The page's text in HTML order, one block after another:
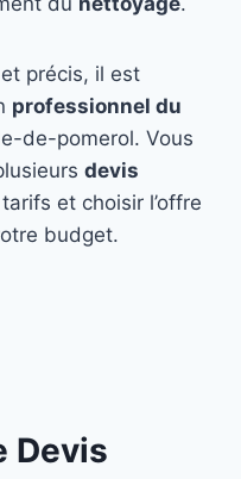
précis, il est
professionnel du
de-pomerol. Vous
devis
et choisir l’offre
budget.
Devis